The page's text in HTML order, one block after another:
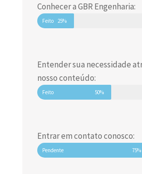
Conhecer a GBR Engenharia:
Feito 25%
Entender sua necessidade
nosso conteúdo:
Feito 50%
Entrar em contato conosco:
Pendente 75%